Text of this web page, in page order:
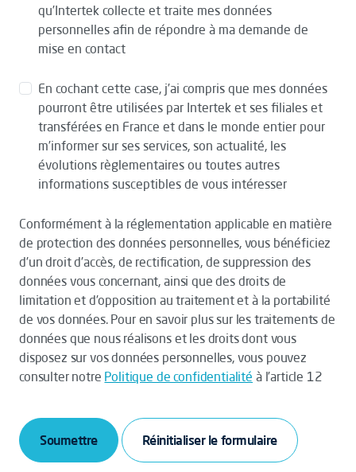
qu’Intertek collecte et traite mes données
personnelles afin de répondre à ma demande de
mise en contact
En cochant cette case, j’ai compris que mes données
pourront être utilisées par Intertek et ses filiales et
transférées en France et dans le monde entier pour
m’informer sur ses services, son actualité, les
évolutions règlementaires ou toutes autres
informations susceptibles de vous intéresser
Conformément à la réglementation applicable en matière
de protection des données personnelles, vous bénéficiez
d’un droit d’accès, de rectification, de suppression des
données vous concernant, ainsi que des droits de
limitation et d’opposition au traitement et à la portabilité
de vos données. Pour en savoir plus sur les traitements de
données que nous réalisons et les droits dont vous
disposez sur vos données personnelles, vous pouvez
consulter notre Politique de confidentialité à l’article 12
Soumettre